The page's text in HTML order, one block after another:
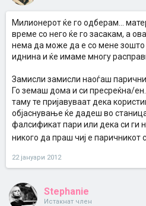
Милионерот ќе го одберам...
време со него ќе го засакам, а
нема да може да е со мене
иднина и ќе имаме многу
Замисли замисли наоѓаш
Го земаш дома и си пресреќна/
таму те пријавуваат дека
објаснување ќе дадеш во
фалсификат пари или дека си ги
никого да праш чиј е паричникот
22 јануари 2012
Stephanie
Истакнат член